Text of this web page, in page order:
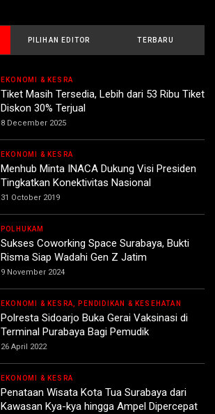
PILIHAN EDITOR TERBARU
EKONOMI & KESRA
Tiket Masih Tersedia, Lebih dari 53 Ribu Tiket
Diskon 30% Terjual
8 December 2025
EKONOMI & KESRA
Menhub Minta INACA Dukung Visi Presiden
Tingkatkan Konektivitas Nasional
31 October 2019
POLHUKAM
Sukses Coworking Space Surabaya, Bukti
Risma Siap Wadahi Gen Z Jatim
9 November 2024
EKONOMI & KESRA, PENDIDIKAN & KESEHATAN
Polresta Sidoarjo Buka Gerai Vaksinasi di
Terminal Purabaya Bagi Pemudik
26 April 2022
EKONOMI & KESRA
Penataan Wisata Kota Tua Surabaya dari
Kawasan Kya-kya hingga Ampel Dipercepat